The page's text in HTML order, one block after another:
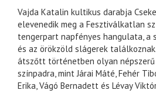
Vajda Katalin kultikus darabja
elevenedik meg a Fesztiválkatlan
tengerpart napfényes hangulata, a
és az örökzöld slágerek
átszőtt történetben olyan népszerű
színpadra, mint Járai Máté, Fehér
Erika, Vágó Bernadett és Lévay